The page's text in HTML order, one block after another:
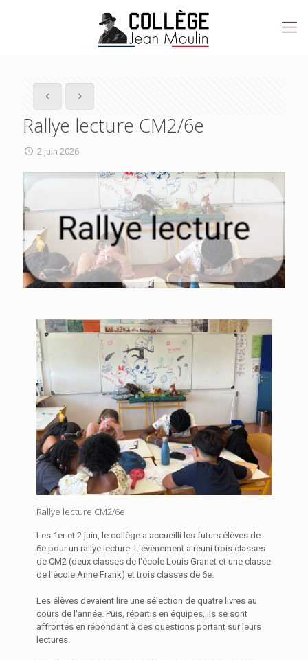
Rallye lecture CM2/6e
2 juin 2026
Rallye lecture CM2/6e
Les 1er et 2 juin, le collège a accueilli les futurs élèves de
6e pour un rallye lecture. L'événement a réuni trois classes
de CM2 (deux classes de l'école Louis Granet et une classe
de l'école Anne Frank) et trois classes de 6e.
Les élèves devaient lire une sélection de quatre livres au
cours de l'année. Puis, répartis en équipes, ils se sont
affrontés en répondant à des questions portant sur leurs
lectures.